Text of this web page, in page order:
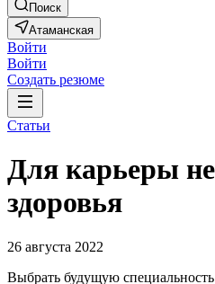
Поиск
Атаманская
Войти
Войти
Создать резюме
Статьи
Для карьеры
здоровья
26 августа 2022
Выбрать будущую